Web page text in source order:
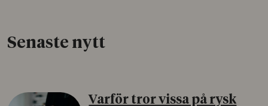
Senaste nytt
Varför tror vissa på rysk